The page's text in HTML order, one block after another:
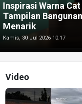
Inspirasi Warna
Tampilan
Menarik
Kamis, 30 Jul 2026 10:17
Video